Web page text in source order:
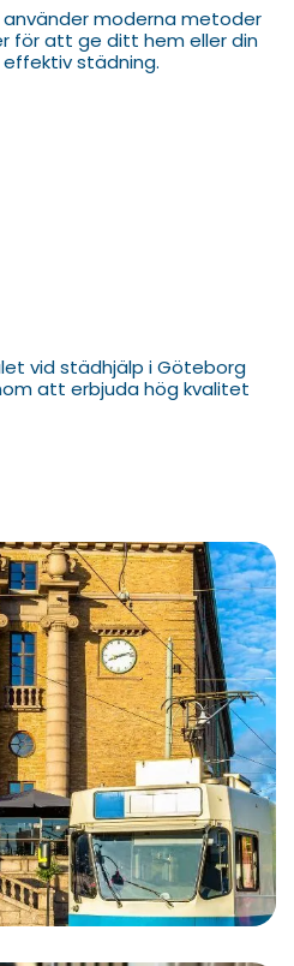
moderna metoder
för att ge ditt hem eller din
städning.
vid städhjälp i Göteborg
att erbjuda hög kvalitet